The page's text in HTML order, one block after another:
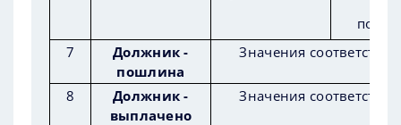
7
Должник -
пошлина
Значения
8
Должник -
выплачено
Значения